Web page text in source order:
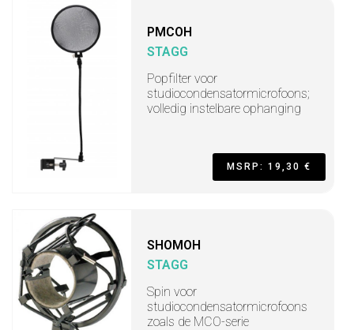
PMCOH
STAGG
Popfilter voor
studiocondensatormicrofoons;
volledig instelbare ophanging
MSRP: 19,30 €
SHOMOH
STAGG
Spin voor
studiocondensatormicrofoons
zoals de MCO-serie